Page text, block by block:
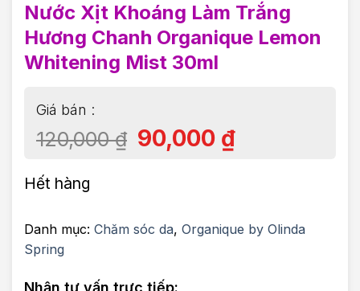
Nước Xịt Khoáng Làm Trắng
Hương Chanh Organique Lemon
Whitening Mist 30ml
120,000₫ 90,000 ₫
Hết hàng
Danh mục: Chăm sóc da, Organique by Olinda
Spring